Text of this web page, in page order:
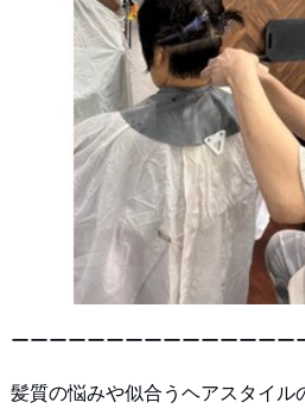
ーーーーーーーーーーーーーーー
髪質の悩みや似合うヘアスタイル